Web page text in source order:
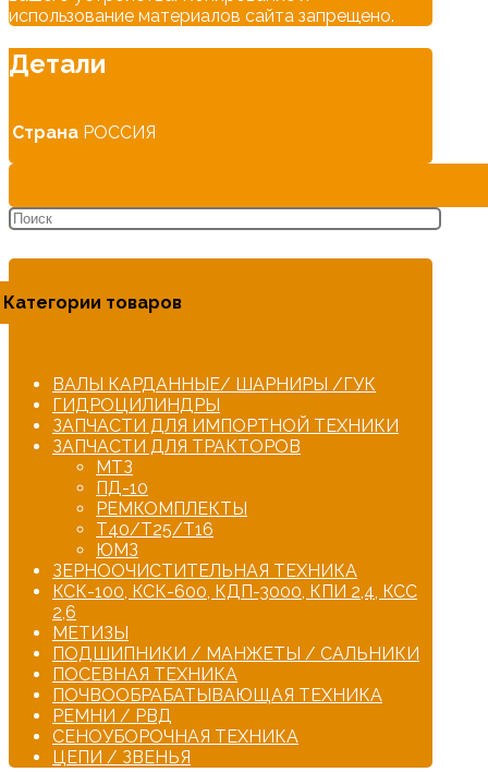
использование материалов сайта запрещено.
Детали
Страна РОССИЯ
Категории товаров
ВАЛЫ КАРДАННЫЕ/ ШАРНИРЫ /ГУК
ГИДРОЦИЛИНДРЫ
ЗАПЧАСТИ ДЛЯ ИМПОРТНОЙ ТЕХНИКИ
ЗАПЧАСТИ ДЛЯ ТРАКТОРОВ
МТЗ
ПД-10
РЕМКОМПЛЕКТЫ
Т40/Т25/Т16
ЮМЗ
ЗЕРНООЧИСТИТЕЛЬНАЯ ТЕХНИКА
КСК-100, КСК-600, КДП-3000, КПИ 2,4, КСС
2,6
МЕТИЗЫ
ПОДШИПНИКИ / МАНЖЕТЫ / САЛЬНИКИ
ПОСЕВНАЯ ТЕХНИКА
ПОЧВООБРАБАТЫВАЮЩАЯ ТЕХНИКА
РЕМНИ / РВД
СЕНОУБОРОЧНАЯ ТЕХНИКА
ЦЕПИ / ЗВЕНЬЯ